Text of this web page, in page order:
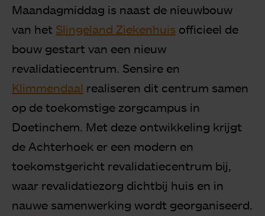
Maandagmiddag is naast de nieuwbouw
van het Slingeland Ziekenhuis officieel de
bouw gestart van een nieuw
revalidatiecentrum. Sensire en
Klimmendaal realiseren dit centrum samen
op de toekomstige zorgcampus in
Doetinchem. Met deze ontwikkeling krijgt
de Achterhoek er een modern en
toekomstgericht revalidatiecentrum bij,
waar revalidatiezorg dichtbij huis en in
nauwe samenwerking wordt georganiseerd.